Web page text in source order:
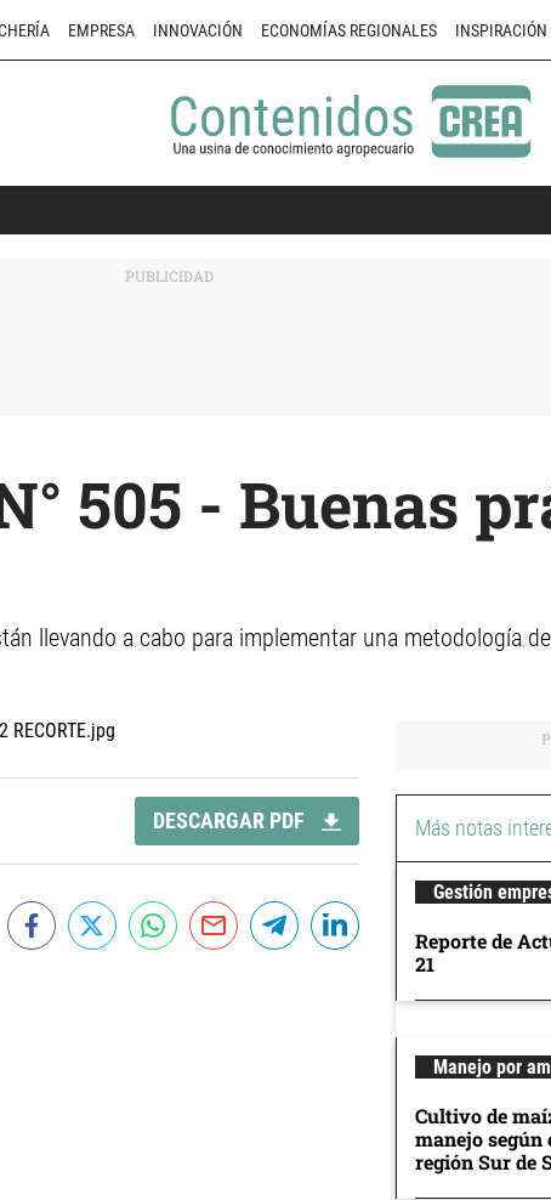
EMPRESA INNOVACIÓN ECONOMÍAS REGIONALES INSPIRACIÓN
505 - Buenas
llevando a cabo para implementar una metodología
DESCARGAR PDF Más notas
Gestión
Reporte de
21
Manejo por
Cultivo de
manejo según
región Sur de